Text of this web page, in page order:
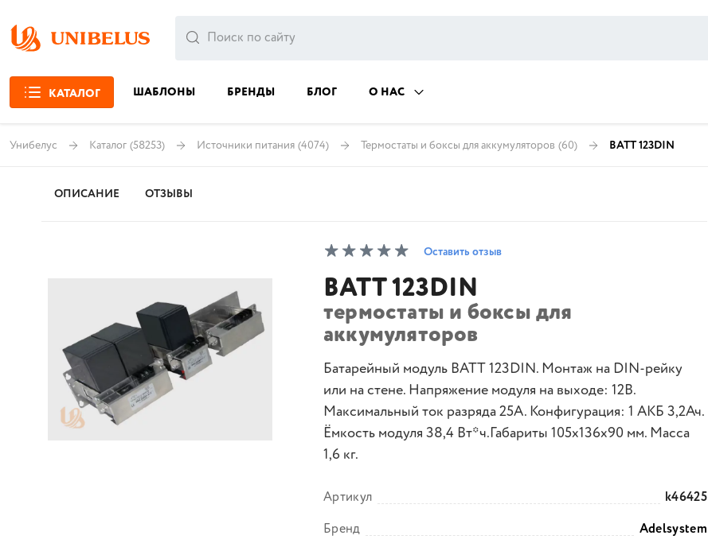
КАТАЛОГ ШАБЛОНЫ БРЕНДЫ БЛОГ О НАС
Унибелус Каталог (58253) Источники питания (4074) Термостаты и боксы для аккумуляторов (60) BATT 123DIN
ОПИСАНИЕ ОТЗЫВЫ
Оставить отзыв
BATT 123DIN
термостаты и боксы для
аккумуляторов
Батарейный модуль BATT 123DIN. Монтаж на DIN-рейку
или на стене. Напряжение модуля на выходе: 12В.
Максимальный ток разряда 25А. Конфигурация: 1 АКБ 3,2Ач.
Ёмкость модуля 38,4 Вт*ч.Габариты 105x136x90 мм. Масса
1,6 кг.
Артикул
k46425
Бренд
Adelsystem